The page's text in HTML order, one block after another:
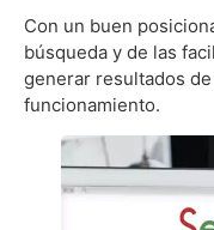
Con un buen
búsqueda y de las
generar resultados
funcionamiento.